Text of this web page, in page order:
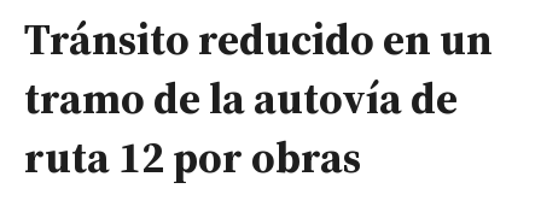
Tránsito reducido en un
tramo de la autovía de
ruta 12 por obras